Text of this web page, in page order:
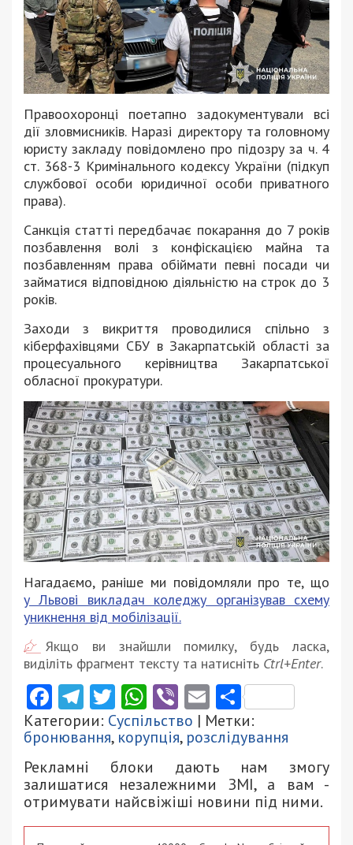
Правоохоронці поетапно задокументували всі
дії зловмисників. Наразі директору та головному
юристу закладу повідомлено про підозру за ч. 4
ст. 368-3 Кримінального кодексу України (підкуп
службової особи юридичної особи приватного
права).
Санкція статті передбачає покарання до 7 років
позбавлення волі з конфіскацією майна та
позбавленням права обіймати певні посади чи
займатися відповідною діяльністю на строк до 3
років.
Заходи з викриття проводилися спільно з
кіберфахівцями СБУ в Закарпатській області за
процесуального керівництва Закарпатської
обласної прокуратури.
Нагадаємо, раніше ми повідомляли про те, що
у Львові викладач коледжу організував схему
уникнення від мобілізації.
Якщо ви знайшли помилку, будь ласка,
виділіть фрагмент тексту та натисніть Ctrl+Enter.
Facebook
Telegram
Twitter
WhatsApp
ViberEmail
Категории: Суспільство | Метки:
бронювання, корупція, розслідування
Рекламні блоки дають нам змогу
залишатися незалежними ЗМІ, а вам -
отримувати найсвіжіші новини під ними.